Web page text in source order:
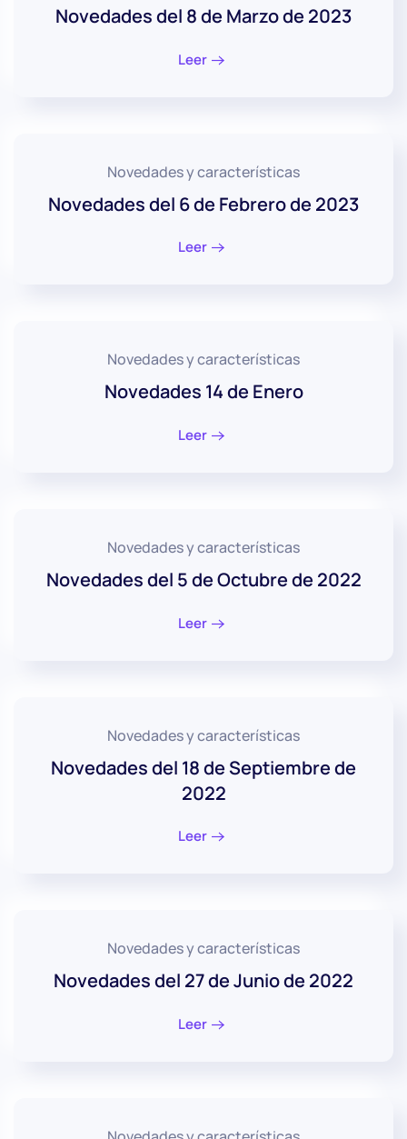
Novedades del 8 de Marzo de 2023
Leer
Novedades y características
Novedades del 6 de Febrero de 2023
Leer
Novedades y características
Novedades 14 de Enero
Leer
Novedades y características
Novedades del 5 de Octubre de 2022
Leer
Novedades y características
Novedades del 18 de Septiembre de
2022
Leer
Novedades y características
Novedades del 27 de Junio de 2022
Leer